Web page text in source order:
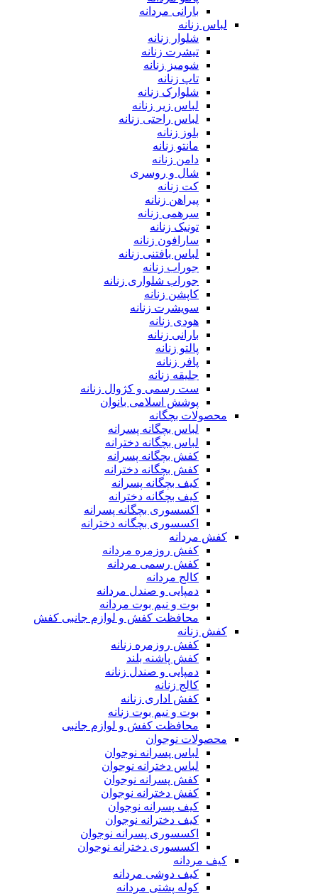
بارانی مردانه
لباس زنانه
شلوار زنانه
تیشرت زنانه
شومیز زنانه
تاپ زنانه
شلوارک زنانه
لباس زیر زنانه
لباس راحتی زنانه
بلوز زنانه
مانتو زنانه
دامن زنانه
شال و روسری
کت زنانه
پیراهن زنانه
سرهمی زنانه
تونیک زنانه
سارافون زنانه
لباس بافتنی زنانه
جوراب زنانه
جوراب شلواری زنانه
کاپشن زنانه
سویشرت زنانه
هودی زنانه
بارانی زنانه
پالتو زنانه
پافر زنانه
جلیقه زنانه
ست رسمی و کژوال زنانه
پوشش اسلامی بانوان
محصولات بچگانه
لباس بچگانه پسرانه
لباس بچگانه دخترانه
کفش بچگانه پسرانه
کفش بچگانه دخترانه
کیف بچگانه پسرانه
کیف بچگانه دخترانه
اکسسوری بچگانه پسرانه
اکسسوری بچگانه دخترانه
کفش مردانه
کفش روزمره مردانه
کفش رسمی مردانه
کالج مردانه
دمپایی و صندل مردانه
بوت و نیم بوت مردانه
محافظت کفش و لوازم جانبی کفش
کفش زنانه
کفش روزمره زنانه
کفش پاشنه بلند
دمپایی و صندل زنانه
کالج زنانه
کفش اداری زنانه
بوت و نیم بوت زنانه
محافظت کفش و لوازم جانبی
محصولات نوجوان
لباس پسرانه نوجوان
لباس دخترانه نوجوان
کفش پسرانه نوجوان
کفش دخترانه نوجوان
کیف پسرانه نوجوان
کیف دخترانه نوجوان
اکسسوری پسرانه نوجوان
اکسسوری دخترانه نوجوان
کیف مردانه
کیف دوشی مردانه
کوله پشتی مردانه